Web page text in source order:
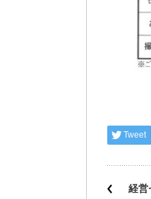
Tweet
経営